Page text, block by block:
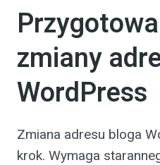
zmiany
WordPress
Zmiana adresu bloga
krok. Wymaga